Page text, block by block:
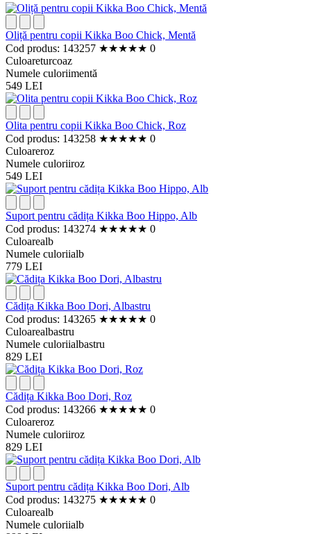
Oliță pentru copii Kikka Boo Chick, Mentă
Cod produs: 143257 ★★★★★ 0
Culoareturcoaz
Numele culoriimentă
549 LEI
Olita pentru copii Kikka Boo Chick, Roz
Cod produs: 143258 ★★★★★ 0
Culoareroz
Numele culoriiroz
549 LEI
Suport pentru cădița Kikka Boo Hippo, Alb
Cod produs: 143274 ★★★★★ 0
Culoarealb
Numele culoriialb
779 LEI
Cădița Kikka Boo Dori, Albastru
Cod produs: 143265 ★★★★★ 0
Culoarealbastru
Numele culoriialbastru
829 LEI
Cădița Kikka Boo Dori, Roz
Cod produs: 143266 ★★★★★ 0
Culoareroz
Numele culoriiroz
829 LEI
Suport pentru cădița Kikka Boo Dori, Alb
Cod produs: 143275 ★★★★★ 0
Culoarealb
Numele culoriialb